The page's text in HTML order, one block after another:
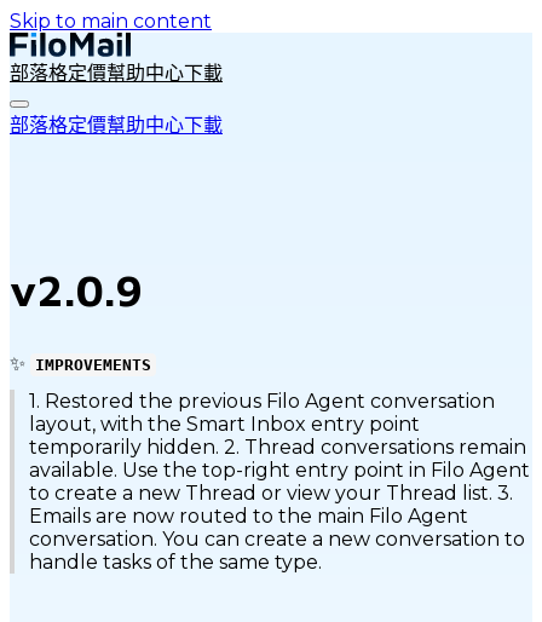
Skip to main content
部落格定價幫助中心下載
部落格定價幫助中心下載
v2.0.9
✨ IMPROVEMENTS
1. Restored the previous Filo Agent conversation
layout, with the Smart Inbox entry point
temporarily hidden. 2. Thread conversations remain
available. Use the top-right entry point in Filo Agent
to create a new Thread or view your Thread list. 3.
Emails are now routed to the main Filo Agent
conversation. You can create a new conversation to
handle tasks of the same type.